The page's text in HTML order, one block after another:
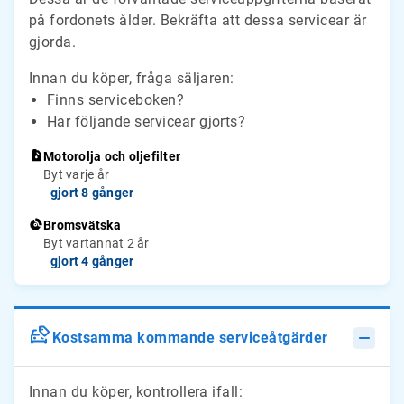
på fordonets ålder. Bekräfta att dessa servicear är
gjorda.
Innan du köper, fråga säljaren:
Finns serviceboken?
Har följande servicear gjorts?
Motorolja och oljefilter
Byt varje år
gjort 8 gånger
Bromsvätska
Byt vartannat 2 år
gjort 4 gånger
Kostsamma kommande serviceåtgärder
Innan du köper, kontrollera ifall: